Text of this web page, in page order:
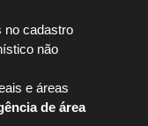
no cadastro
não
e áreas
de área